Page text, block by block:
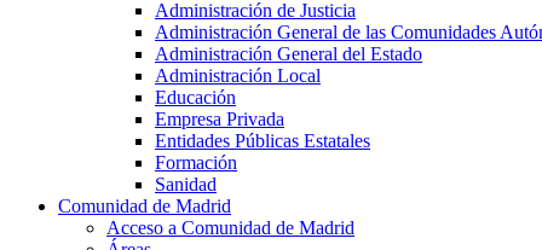
Administración de Justicia
Administración General de las Comunidades
Administración General del Estado
Administración Local
Educación
Empresa Privada
Entidades Públicas Estatales
Formación
Sanidad
Comunidad de Madrid
Acceso a Comunidad de Madrid